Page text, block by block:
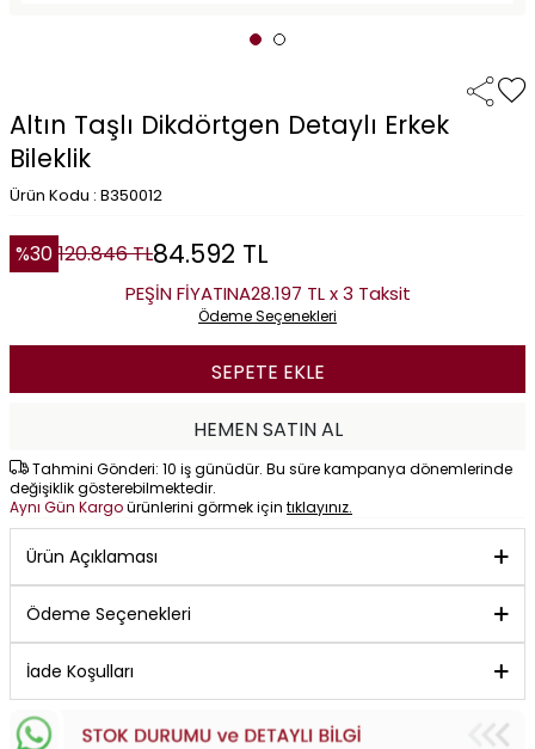
Altın Taşlı Dikdörtgen Detaylı Erkek
Bileklik
Ürün Kodu : B350012
%30 120.846TL84.592 TL
PEŞİN FİYATINA28.197 TL x 3 Taksit
Ödeme Seçenekleri
SEPETE EKLE
HEMEN SATIN AL
Tahmini Gönderi: 10 iş günüdür. Bu süre kampanya dönemlerinde
değişiklik gösterebilmektedir.
Aynı Gün Kargoürünlerini görmek için tıklayınız.
Ürün Açıklaması
Ödeme Seçenekleri
İade Koşulları